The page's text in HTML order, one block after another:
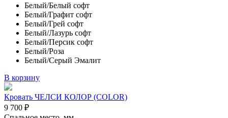
Белый/Белый софт
Белый/Графит софт
Белый/Грей софт
Белый/Лазурь софт
Белый/Персик софт
Белый/Роза
Белый/Серый Эмалит
В корзину
Кровать ЧЕЛСИ КОЛОР (COLOR)
9 700 ₽